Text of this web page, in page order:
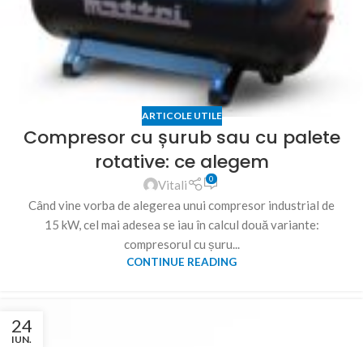
ARTICOLE UTILE
Compresor cu șurub sau cu palete
rotative: ce alegem
Vitali 0
Când vine vorba de alegerea unui compresor industrial de
15 kW, cel mai adesea se iau în calcul două variante:
compresorul cu șuru...
CONTINUE READING
24
IUN.